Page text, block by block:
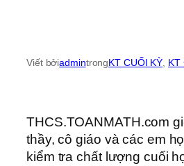
Viết bởiadmintrongKT CUỐI KỲ KT
THCS.TOANMATH.com
thầy, cô giáo và các em
kiểm tra chất lượng cuối